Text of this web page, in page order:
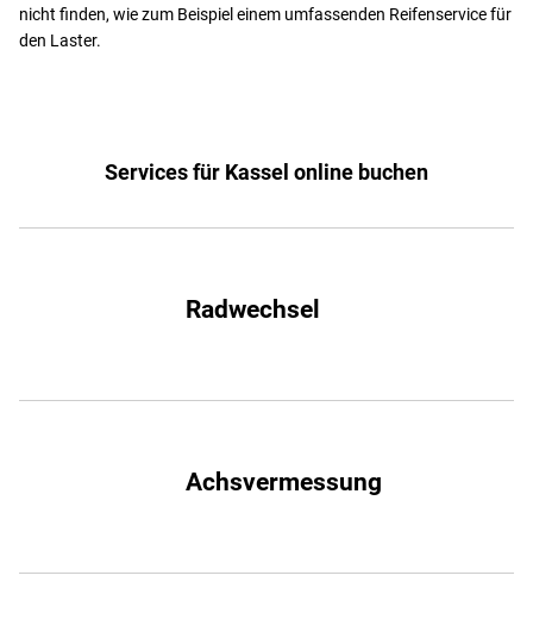
nicht finden, wie zum Beispiel einem umfassenden Reifenservice für
den Laster.
Services für Kassel online buchen
Radwechsel
Achsvermessung